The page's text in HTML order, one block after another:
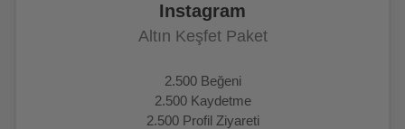
Instagram
Altın Keşfet Paket
2.500 Beğeni
2.500 Kaydetme
2.500 Profil Ziyareti